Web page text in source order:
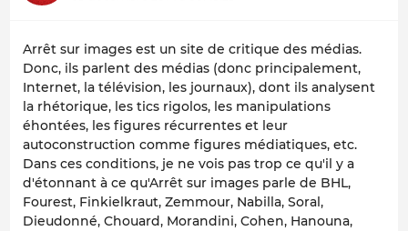
Arrêt sur images est un site de critique des médias.
Donc, ils parlent des médias (donc principalement,
Internet, la télévision, les journaux), dont ils analysent
la rhétorique, les tics rigolos, les manipulations
éhontées, les figures récurrentes et leur
autoconstruction comme figures médiatiques, etc.
Dans ces conditions, je ne vois pas trop ce qu'il y a
d'étonnant à ce qu'Arrêt sur images parle de BHL,
Fourest, Finkielkraut, Zemmour, Nabilla, Soral,
Dieudonné, Chouard, Morandini, Cohen, Hanouna,